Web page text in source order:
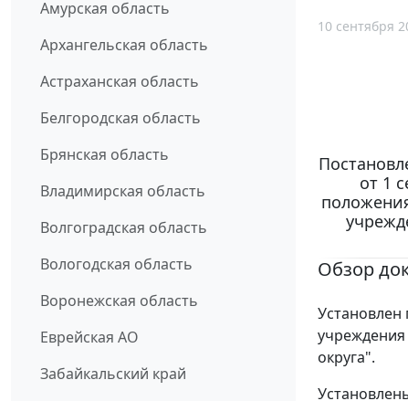
Амурская область
Архангельская область
Астраханская область
Белгородская область
Брянская область
Владимирская область
Волгоградская область
Вологодская область
Воронежская область
Еврейская АО
Забайкальский край
10 сентября
от 1
Обзор
Установлен
округа".